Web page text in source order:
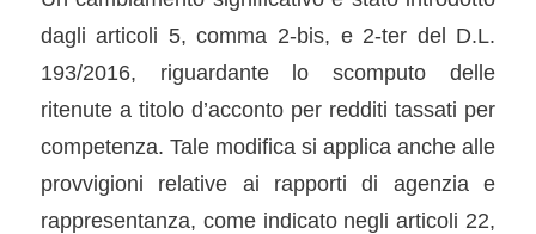
dagli articoli 5, comma 2-bis, e 2-ter del D.L.
193/2016, riguardante lo scomputo delle
ritenute a titolo d’acconto per redditi tassati per
competenza. Tale modifica si applica anche alle
provvigioni relative ai rapporti di agenzia e
rappresentanza, come indicato negli articoli 22,